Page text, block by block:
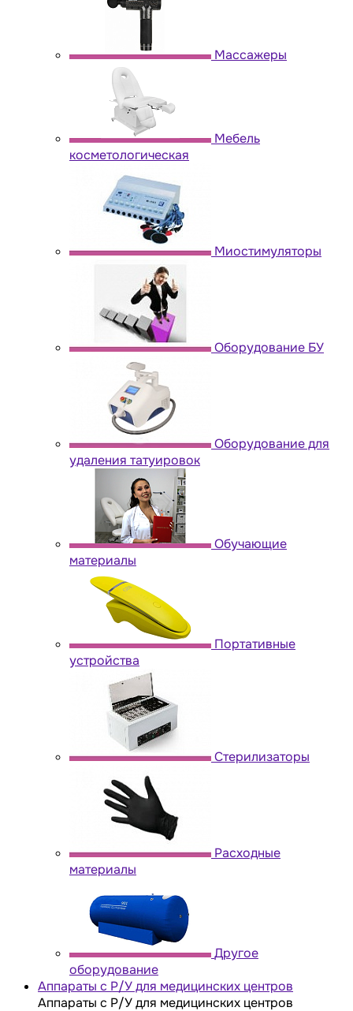
Массажеры
Мебель
косметологическая
Миостимуляторы
Оборудование БУ
Оборудование для
удаления татуировок
Обучающие
материалы
Портативные
устройства
Стерилизаторы
Расходные
материалы
Другое
оборудование
Аппараты с Р/У для медицинских центров
Аппараты с Р/У для медицинских центров